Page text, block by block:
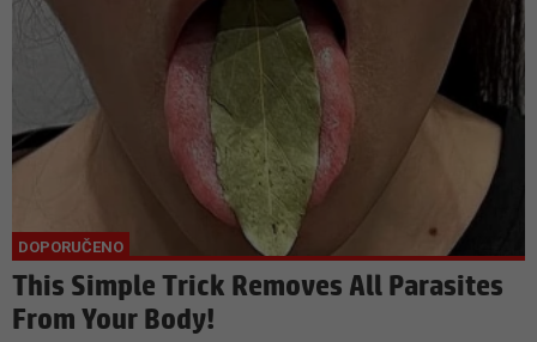
This Simple Trick Removes All Parasites
From Your Body!